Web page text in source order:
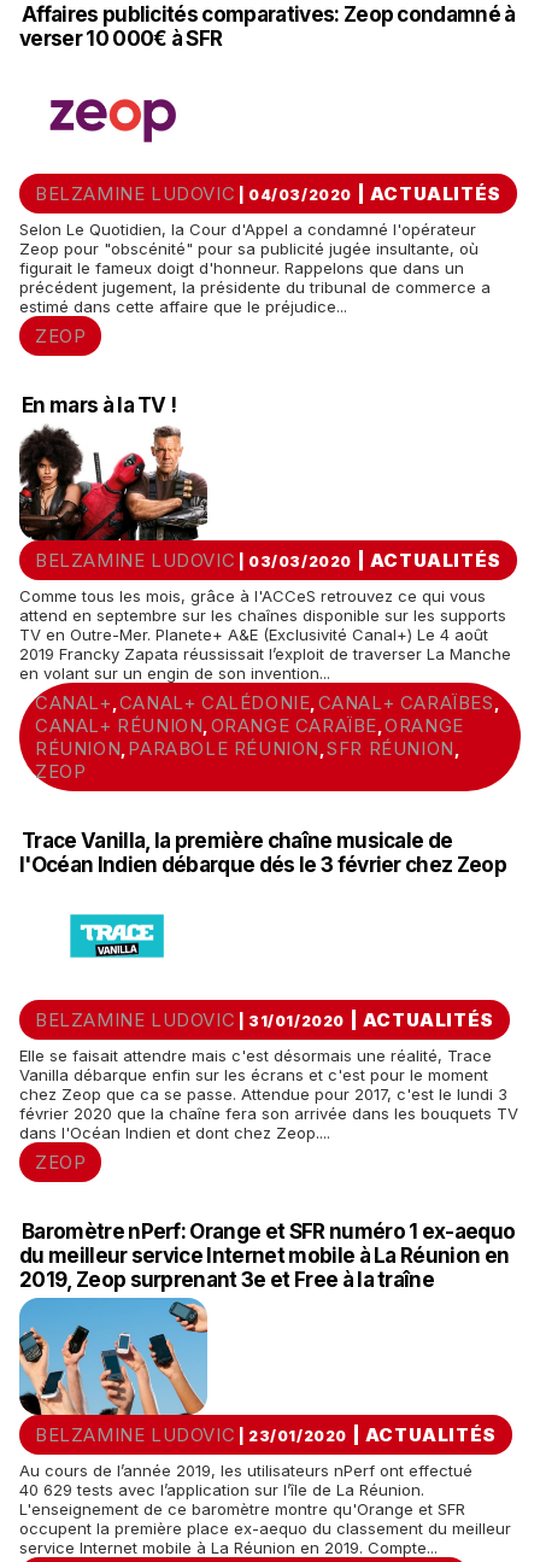
Affaires publicités comparatives: Zeop condamné à
verser 10 000€ à SFR
BELZAMINE LUDOVIC | 04/03/2020 ACTUALITÉS
Selon Le Quotidien, la Cour d'Appel a condamné l'opérateur
Zeop pour "obscénité" pour sa publicité jugée insultante, où
figurait le fameux doigt d'honneur. Rappelons que dans un
précédent jugement, la présidente du tribunal de commerce a
estimé dans cette affaire que le préjudice...
ZEOP
En mars à la TV !
BELZAMINE LUDOVIC | 03/03/2020 ACTUALITÉS
Comme tous les mois, grâce à l'ACCeS retrouvez ce qui vous
attend en septembre sur les chaînes disponible sur les supports
TV en Outre-Mer. Planete+ A&E (Exclusivité Canal+) Le 4 août
2019 Francky Zapata réussissait l’exploit de traverser La Manche
en volant sur un engin de son invention...
CANAL+ CANAL+ CALÉDONIE CANAL+ CARAÏBES
CANAL+ RÉUNION ORANGE CARAÏBE ,ORANGE
RÉUNION PARABOLE RÉUNION ,SFR RÉUNION
ZEOP
Trace Vanilla, la première chaîne musicale de
l'Océan Indien débarque dés le 3 février chez Zeop
BELZAMINE LUDOVIC | 31/01/2020 ACTUALITÉS
Elle se faisait attendre mais c'est désormais une réalité, Trace
Vanilla débarque enfin sur les écrans et c'est pour le moment
chez Zeop que ca se passe. Attendue pour 2017, c'est le lundi 3
février 2020 que la chaîne fera son arrivée dans les bouquets TV
dans l'Océan Indien et dont chez Zeop....
ZEOP
Baromètre nPerf: Orange et SFR numéro 1 ex-aequo
du meilleur service Internet mobile à La Réunion en
2019, Zeop surprenant 3e et Free à la traîne
BELZAMINE LUDOVIC | 23/01/2020 ACTUALITÉS
Au cours de l’année 2019, les utilisateurs nPerf ont effectué
40 629 tests avec l’application sur l’île de La Réunion.
L'enseignement de ce baromètre montre qu'Orange et SFR
occupent la première place ex-aequo du classement du meilleur
service Internet mobile à La Réunion en 2019. Compte...